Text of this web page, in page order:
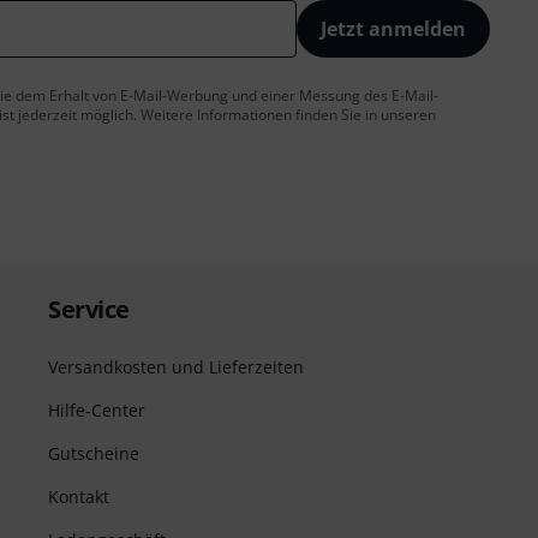
Jetzt anmelden
dem Erhalt von E-Mail-Werbung und einer Messung des E-Mail-
jederzeit möglich. Weitere Informationen finden Sie in unseren
Service
Versandkosten und Lieferzeiten
Hilfe-Center
Gutscheine
Kontakt